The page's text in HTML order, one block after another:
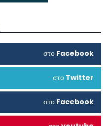
στο Facebook
στο Twitter
στο Facebook